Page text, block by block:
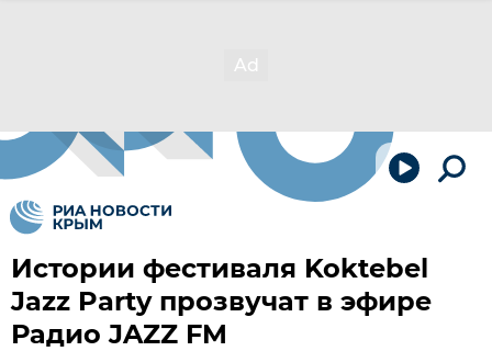
Истории фестиваля Koktebel
Jazz Party прозвучат в эфире
Радио JAZZ FM